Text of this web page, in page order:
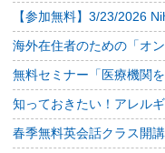
【参加無料】3/23/2026
海外在住者のための「オ
無料セミナー「医療機関
知っておきたい！アレル
春季無料英会話クラス開講